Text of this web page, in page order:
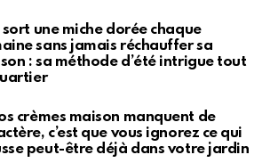
sort une miche dorée chaque
sans jamais réchauffer sa
: sa méthode d’été intrigue tout
crèmes maison manquent de
c’est que vous ignorez ce qui
peut-être déjà dans votre jardin